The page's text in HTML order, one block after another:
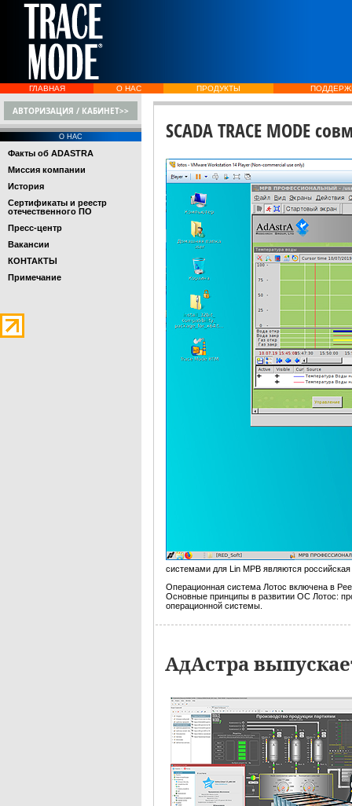
ГЛАВНАЯ О НАС ПРОДУКТЫ
АВТОРИЗАЦИЯ / КАБИНЕТ>>
О НАС
Факты об ADASTRA
Миссия компании
История
Сертификаты и реестр
отечественного ПО
Пресс-центр
Вакансии
КОНТАКТЫ
Примечание
SCADA TRACE MODE
системами для Lin МРВ являются российская
Операционная система Лотос включена в
Основные принципы в развитии ОС Лотос:
операционной системы.
АдАстра